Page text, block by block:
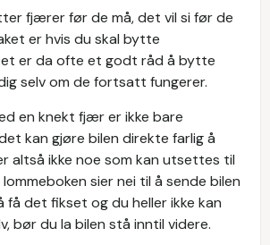
fjærer før de må, det vil si før de
er hvis du skal bytte
er da ofte et godt råd å bytte
selv om de fortsatt fungerer.
en knekt fjær er ikke bare
kan gjøre bilen direkte farlig å
altså ikke noe som kan utsettes til
sier nei til å sende bilen
få det fikset og du heller ikke kan
bør du la bilen stå inntil videre.